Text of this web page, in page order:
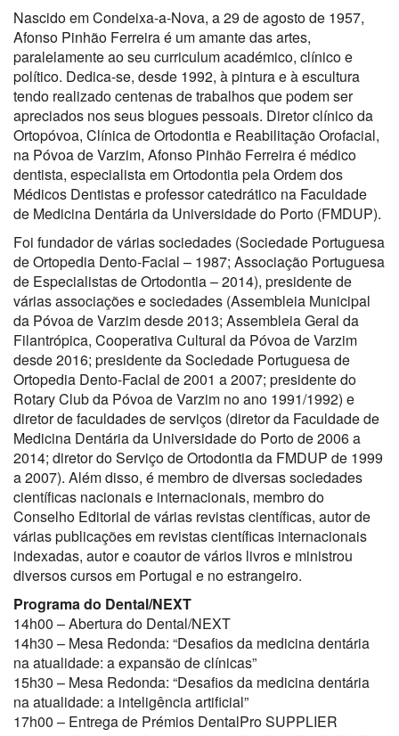
Nascido em Condeixa-a-Nova, a 29 de agosto de 1957,
Afonso Pinhão Ferreira é um amante das artes,
paralelamente ao seu curriculum académico, clínico e
político. Dedica-se, desde 1992, à pintura e à escultura
tendo realizado centenas de trabalhos que podem ser
apreciados nos seus blogues pessoais. Diretor clínico da
Ortopóvoa, Clínica de Ortodontia e Reabilitação Orofacial,
na Póvoa de Varzim, Afonso Pinhão Ferreira é médico
dentista, especialista em Ortodontia pela Ordem dos
Médicos Dentistas e professor catedrático na Faculdade
de Medicina Dentária da Universidade do Porto (FMDUP).
Foi fundador de várias sociedades (Sociedade Portuguesa
de Ortopedia Dento-Facial – 1987; Associação Portuguesa
de Especialistas de Ortodontia – 2014), presidente de
várias associações e sociedades (Assembleia Municipal
da Póvoa de Varzim desde 2013; Assembleia Geral da
Filantrópica, Cooperativa Cultural da Póvoa de Varzim
desde 2016; presidente da Sociedade Portuguesa de
Ortopedia Dento-Facial de 2001 a 2007; presidente do
Rotary Club da Póvoa de Varzim no ano 1991/1992) e
diretor de faculdades de serviços (diretor da Faculdade de
Medicina Dentária da Universidade do Porto de 2006 a
2014; diretor do Serviço de Ortodontia da FMDUP de 1999
a 2007). Além disso, é membro de diversas sociedades
científicas nacionais e internacionais, membro do
Conselho Editorial de várias revistas científicas, autor de
várias publicações em revistas científicas internacionais
indexadas, autor e coautor de vários livros e ministrou
diversos cursos em Portugal e no estrangeiro.
Programa do Dental/NEXT
14h00 – Abertura do Dental/NEXT
14h30 – Mesa Redonda: “Desafios da medicina dentária
na atualidade: a expansão de clínicas”
15h30 – Mesa Redonda: “Desafios da medicina dentária
na atualidade: a inteligência artificial”
17h00 – Entrega de Prémios DentalPro SUPPLIER